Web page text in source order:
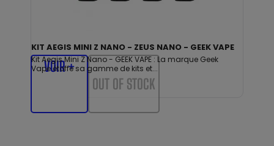
KIT AEGIS MINI Z NANO - ZEUS NANO - GEEK VAPE
Kit Aegis Mini Z Nano - GEEK VAPE : La marque Geek
Vape étoffe sa gamme de kits et...
VOIR +
OUT OF STOCK